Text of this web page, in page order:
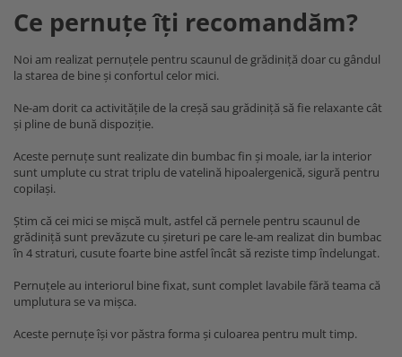
Ce pernuțe îți recomandăm?
Noi am realizat pernuțele pentru scaunul de grădiniță doar cu gândul
la starea de bine și confortul celor mici.
Ne-am dorit ca activitățile de la creșă sau grădiniță să fie relaxante cât
și pline de bună dispoziție.
Aceste pernuțe sunt realizate din bumbac fin și moale, iar la interior
sunt umplute cu strat triplu de vatelină hipoalergenică, sigură pentru
copilași.
Știm că cei mici se mișcă mult, astfel că pernele pentru scaunul de
grădiniță sunt prevăzute cu șireturi pe care le-am realizat din bumbac
în 4 straturi, cusute foarte bine astfel încât să reziste timp îndelungat.
Pernuțele au interiorul bine fixat, sunt complet lavabile fără teama că
umplutura se va mișca.
Aceste pernuțe își vor păstra forma și culoarea pentru mult timp.